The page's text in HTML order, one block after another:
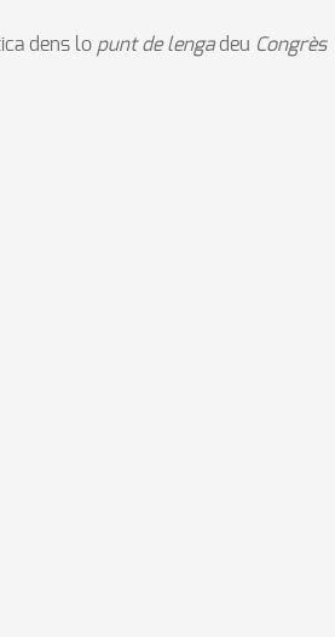
dens lo punt de lengadeu Congrès